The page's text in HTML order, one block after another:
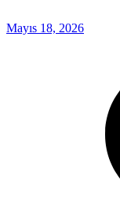
Mayıs 18, 2026